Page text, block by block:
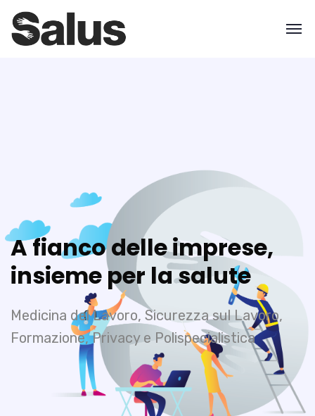
A fianco delle imprese,
insieme per la salute
Medicina del Lavoro, Sicurezza sul Lavoro,
Formazione, Privacy e Polispecialistica